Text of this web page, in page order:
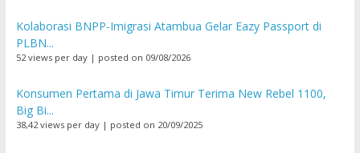
Kolaborasi BNPP-Imigrasi Atambua Gelar Eazy Passport di
PLBN...
52 views per day| posted on 09/08/2026
Konsumen Pertama di Jawa Timur Terima New Rebel 1100,
Big Bi...
38,42 views per day| posted on 20/09/2025